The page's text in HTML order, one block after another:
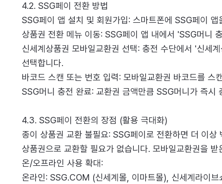
4.2. SSG페이 전환 방법
SSG페이 앱 설치 및 회원가입: 스마트폰에 SSG페이
상품권 전환 메뉴 이동: SSG페이 앱 내에서 'SSG머니
신세계상품권 모바일교환권 선택: 충전 수단에서 '신세
선택합니다.
바코드 스캔 또는 번호 입력: 모바일교환권 바코드를 스
SSG머니 충전 완료: 교환권 금액만큼 SSG머니가 즉시
4.3. SSG페이 전환의 장점 (활용 극대화)
종이 상품권 교환 불필요: SSG페이로 전환하면 더 이상
상품권으로 교환할 필요가 없습니다. 모바일교환권을
온/오프라인 사용 확대:
온라인: SSG.COM (신세계몰, 이마트몰), 신세계라이